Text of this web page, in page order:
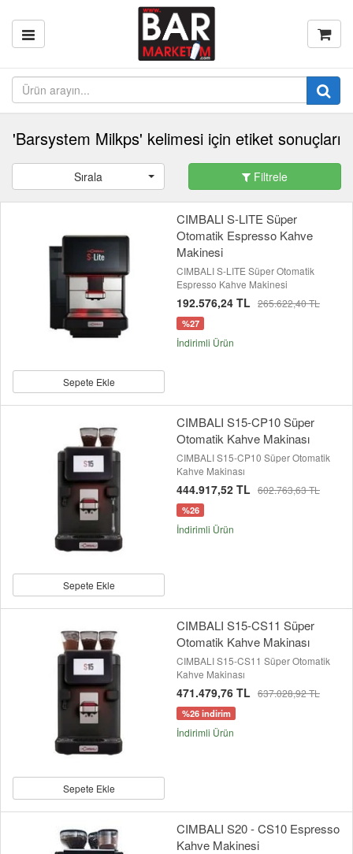
'Barsystem Milkps' kelimesi için etiket sonuçları
Sırala Filtrele
Sepete Ekle
CIMBALI S-LITE Süper
Otomatik Espresso Kahve
Makinesi
CIMBALI S-LITE Süper Otomatik
Espresso Kahve Makinesi
192.576,24 TL 265.622,40 TL
%27
İndirimli Ürün
Sepete Ekle
CIMBALI S15-CP10 Süper
Otomatik Kahve Makinası
CIMBALI S15-CP10 Süper Otomatik
Kahve Makinası
444.917,52 TL 602.763,63 TL
%26
İndirimli Ürün
Sepete Ekle
CIMBALI S15-CS11 Süper
Otomatik Kahve Makinası
CIMBALI S15-CS11 Süper Otomatik
Kahve Makinası
471.479,76 TL 637.028,92 TL
%26 indirim
İndirimli Ürün
CIMBALI S20 - CS10 Espresso
Kahve Makinesi